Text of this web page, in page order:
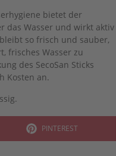
bietet der
das Wasser und wirkt aktiv
so frisch und sauber,
frisches Wasser zu
des SecoSan Sticks
Kosten an.
SHARE
PINTEREST